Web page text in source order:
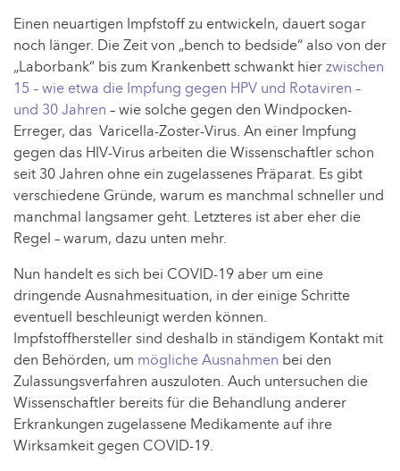
Einen neuartigen Impfstoff zu entwickeln, dauert sogar
noch länger. Die Zeit von „bench to bedside“ also von der
„Laborbank“ bis zum Krankenbett schwankt hierzwischen
15 – wie etwa die Impfung gegen HPV und Rotaviren –
und 30 Jahren – wie solche gegen den Windpocken-
Erreger, das Varicella-Zoster-Virus. An einer Impfung
gegen das HIV-Virus arbeiten die Wissenschaftler schon
seit 30 Jahren ohne ein zugelassenes Präparat. Es gibt
verschiedene Gründe, warum es manchmal schneller und
manchmal langsamer geht. Letzteres ist aber eher die
Regel – warum, dazu unten mehr.
Nun handelt es sich bei COVID-19 aber um eine
dringende Ausnahmesituation, in der einige Schritte
eventuell beschleunigt werden können.
Impfstoffhersteller sind deshalb in ständigem Kontakt mit
den Behörden, um mögliche Ausnahmen bei den
Zulassungsverfahren auszuloten. Auch untersuchen die
Wissenschaftler bereits für die Behandlung anderer
Erkrankungen zugelassene Medikamente auf ihre
Wirksamkeit gegen COVID-19.